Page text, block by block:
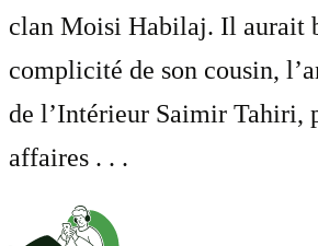
clan Moisi Habilaj. Il aurait
complicité de son cousin,
de l’Intérieur Saimir Tahiri,
affaires . . .